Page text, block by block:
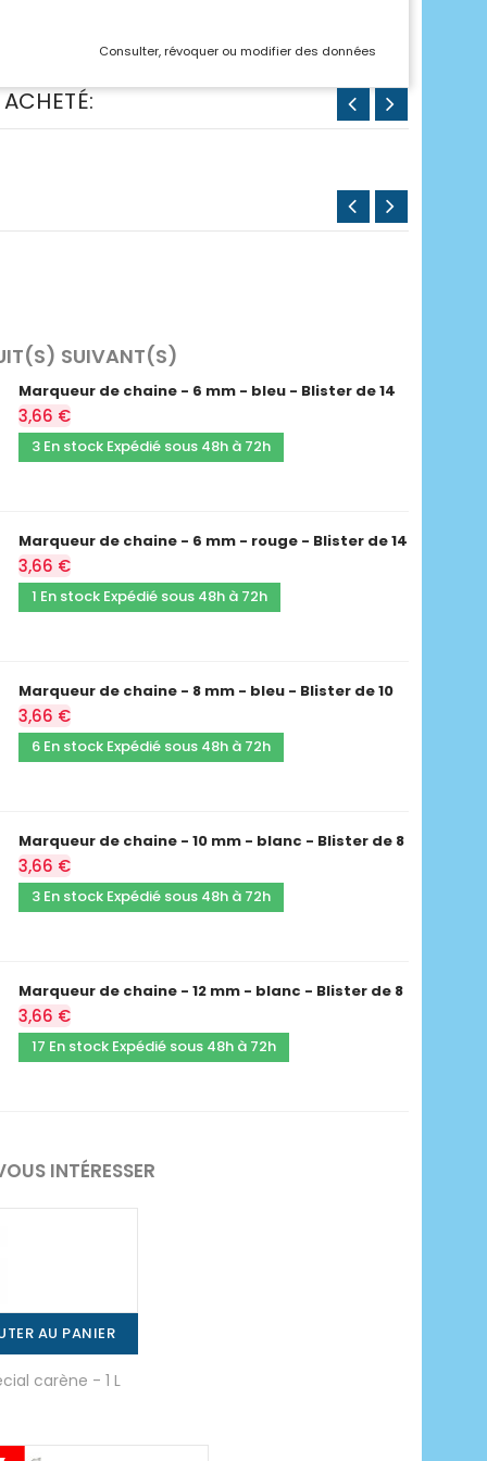
Consulter, révoquer ou modifier des données
SUIVANT(S)
Marqueur de chaine - 6 mm - bleu - Blister de 14
3,66 €
3 En stock Expédié sous 48h à 72h
Marqueur de chaine - 6 mm - rouge - Blister de 14
3,66 €
1 En stock Expédié sous 48h à 72h
Marqueur de chaine - 8 mm - bleu - Blister de 10
3,66 €
6 En stock Expédié sous 48h à 72h
Marqueur de chaine - 10 mm - blanc - Blister de 8
3,66 €
3 En stock Expédié sous 48h à 72h
Marqueur de chaine - 12 mm - blanc - Blister de 8
3,66 €
17 En stock Expédié sous 48h à 72h
INTÉRESSER
AU PANIER
carène - 1 L